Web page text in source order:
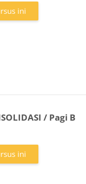
ini
/ Pagi B
ini